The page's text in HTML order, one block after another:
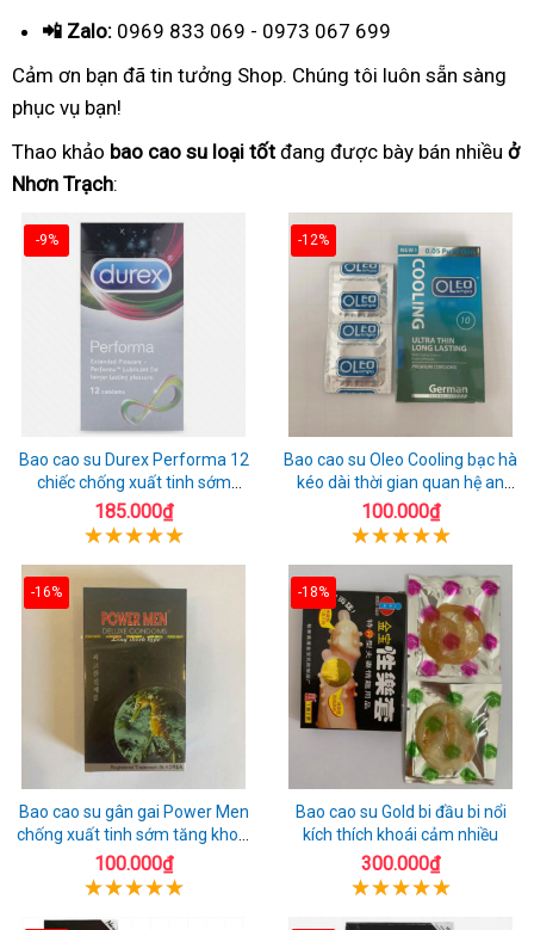
📲 Zalo: 0969 833 069 - 0973 067 699
Cảm ơn bạn đã tin tưởng Shop. Chúng tôi luôn sẵn sàng
phục vụ bạn!
Thao khảo bao cao su loại tốt đang được bày bán nhiều ở
Nhơn Trạch:
-9%
Bao cao su Durex Performa 12
chiếc chống xuất tinh sớm
chuẩn Thái Lan
185.000₫
-12%
Bao cao su Oleo Cooling bạc hà
kéo dài thời gian quan hệ an
toàn
100.000₫
-16%
Bao cao su gân gai Power Men
chống xuất tinh sớm tăng khoái
cảm
100.000₫
-18%
Bao cao su Gold bi đầu bi nổi
kích thích khoái cảm nhiều
300.000₫